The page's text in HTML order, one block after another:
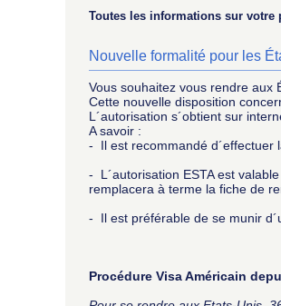
Toutes les informations sur votre
Nouvelle formalité pour les
Vous souhaitez vous rendre aux
Cette nouvelle disposition
L´autorisation s´obtient sur
A savoir :
- Il est recommandé d´effectuer
- L´autorisation ESTA est
remplacera à terme la fiche de
- Il est préférable de se munir
Procédure Visa Américain